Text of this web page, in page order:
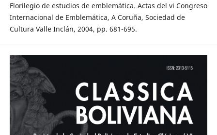
Florilegio de estudios de emblemática. Actas del vi Congreso
Internacional de Emblemática, A Coruña, Sociedad de
Cultura Valle Inclán, 2004, pp. 681-695.